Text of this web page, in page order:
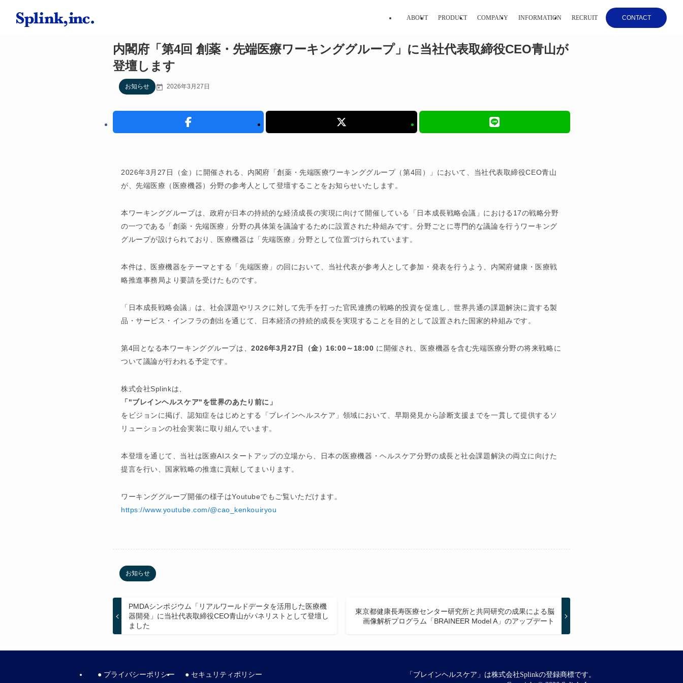
ABOUT PRODUCT COMPANY INFORMATION RECRUIT CONTACT
内閣府「第4回 創薬・先端医療ワーキンググループ」に当社代表取締役CEO青山が
登壇します
お知らせ 2026年3月27日
2026年3月27日（金）に開催される、内閣府「創薬・先端医療ワーキンググループ（第4回）」において、当社代表取締役CEO青山
が、先端医療（医療機器）分野の参考人として登壇することをお知らせいたします。
本ワーキンググループは、政府が日本の持続的な経済成長の実現に向けて開催している「日本成長戦略会議」における17の戦略分野
の一つである「創薬・先端医療」分野の具体策を議論するために設置された枠組みです。分野ごとに専門的な議論を行うワーキング
グループが設けられており、医療機器は「先端医療」分野として位置づけられています。
本件は、医療機器をテーマとする「先端医療」の回において、当社代表が参考人として参加・発表を行うよう、内閣府健康・医療戦
略推進事務局より要請を受けたものです。
「日本成長戦略会議」は、社会課題やリスクに対して先手を打った官民連携の戦略的投資を促進し、世界共通の課題解決に資する製
品・サービス・インフラの創出を通じて、日本経済の持続的成長を実現することを目的として設置された国家的枠組みです。
第4回となる本ワーキンググループは、2026年3月27日（金）16:00～18:00 に開催され、医療機器を含む先端医療分野の将来戦略に
ついて議論が行われる予定です。
株式会社Splinkは、
「"ブレインヘルスケア"を世界のあたり前に」
をビジョンに掲げ、認知症をはじめとする「ブレインヘルスケア」領域において、早期発見から診断支援までを一貫して提供するソ
リューションの社会実装に取り組んでいます。
本登壇を通じて、当社は医療AIスタートアップの立場から、日本の医療機器・ヘルスケア分野の成長と社会課題解決の両立に向けた
提言を行い、国家戦略の推進に貢献してまいります。
ワーキンググループ開催の様子はYoutubeでもご覧いただけます。
https://www.youtube.com/@cao_kenkouiryou
お知らせ
PMDAシンポジウム「リアルワールドデータを活用した医療機
器開発」に当社代表取締役CEO青山がパネリストとして登壇し
ました
東京都健康長寿医療センター研究所と共同研究の成果による脳
画像解析プログラム「BRAINEER Model A」のアップデート
● プライバシーポリシー ● セキュリティポリシー
「ブレインヘルスケア」は株式会社Splinkの登録商標です。